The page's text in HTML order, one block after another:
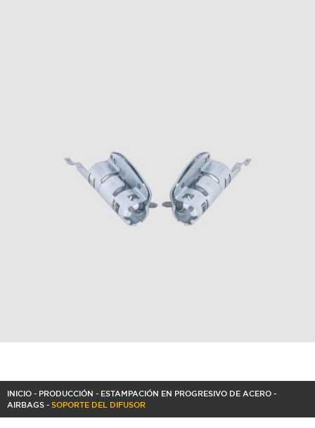
INICIO - PRODUCCIÓN - ESTAMPACIÓN EN PROGRESIVO DE ACERO -
AIRBAGS - SOPORTE DEL DIFUSOR